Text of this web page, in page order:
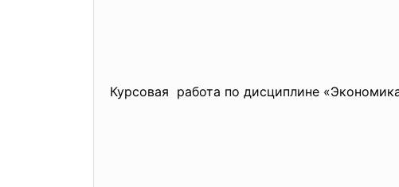
Курсовая работа по дисциплине